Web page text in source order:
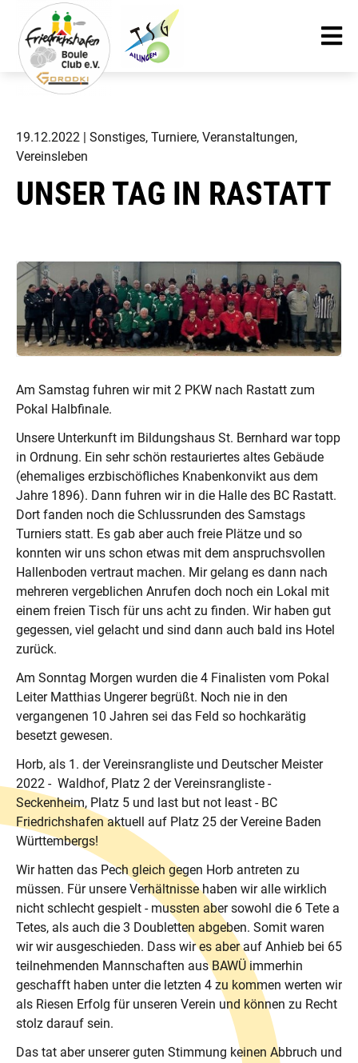
19.12.2022 | Sonstiges, Turniere, Veranstaltungen,
Vereinsleben
UNSER TAG IN RASTATT
Am Samstag fuhren wir mit 2 PKW nach Rastatt zum
Pokal Halbfinale.
Unsere Unterkunft im Bildungshaus St. Bernhard war topp
in Ordnung. Ein sehr schön restauriertes altes Gebäude
(ehemaliges erzbischöfliches Knabenkonvikt aus dem
Jahre 1896). Dann fuhren wir in die Halle des BC Rastatt.
Dort fanden noch die Schlussrunden des Samstags
Turniers statt. Es gab aber auch freie Plätze und so
konnten wir uns schon etwas mit dem anspruchsvollen
Hallenboden vertraut machen. Mir gelang es dann nach
mehreren vergeblichen Anrufen doch noch ein Lokal mit
einem freien Tisch für uns acht zu finden. Wir haben gut
gegessen, viel gelacht und sind dann auch bald ins Hotel
zurück.
Am Sonntag Morgen wurden die 4 Finalisten vom Pokal
Leiter Matthias Ungerer begrüßt. Noch nie in den
vergangenen 10 Jahren sei das Feld so hochkarätig
besetzt gewesen.
Horb, als 1. der Vereinsrangliste und Deutscher Meister
2022 - Waldhof, Platz 2 der Vereinsrangliste -
Seckenheim, Platz 5 und last but not least - BC
Friedrichshafen aktuell auf Platz 25 der Vereine Baden
Württembergs!
Wir hatten das Pech gleich gegen Horb antreten zu
müssen. Für unsere Verhältnisse haben wir alle wirklich
nicht schlecht gespielt - mussten aber sowohl die 6 Tete a
Tetes, als auch die 3 Doubletten abgeben. Somit waren
wir wir ausgeschieden. Dass wir es aber auf Anhieb bei 65
teilnehmenden Mannschaften aus BAWÜ immerhin
geschafft haben unter die letzten 4 zu kommen werten wir
als Riesen Erfolg für unseren Verein und können zu Recht
stolz darauf sein.
Das tat aber unserer guten Stimmung keinen Abbruch und